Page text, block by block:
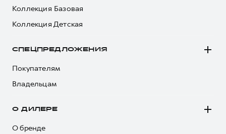
Коллекция Базовая
Коллекция Детская
СПЕЦПРЕДЛОЖЕНИЯ
Покупателям
Владельцам
О ДИЛЕРЕ
О бренде